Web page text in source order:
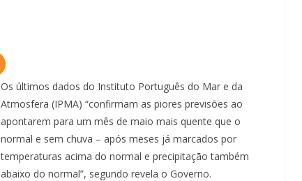
Os últimos dados do Instituto Português do Mar e da
Atmosfera (IPMA) “confirmam as piores previsões ao
apontarem para um mês de maio mais quente que o
normal e sem chuva – após meses já marcados por
temperaturas acima do normal e precipitação também
abaixo do normal”, segundo revela o Governo.